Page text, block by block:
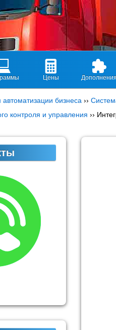
Цены Дополнения
бизнеса ››
контроля и управления ››